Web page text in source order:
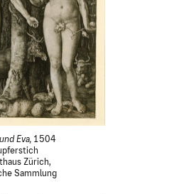
Eva,1504
Zürich,
Sammlung